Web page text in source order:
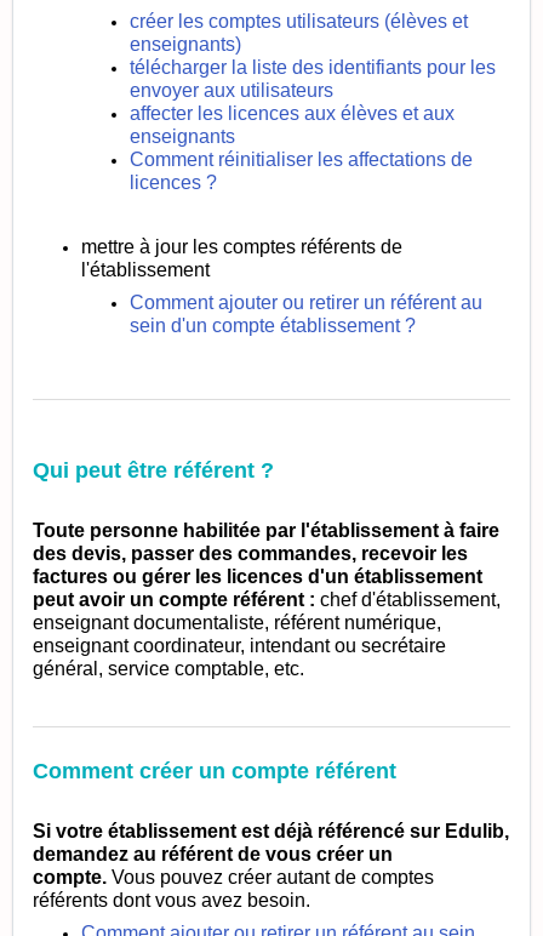
créer les comptes utilisateurs (élèves et
enseignants)
télécharger la liste des identifiants pour les
envoyer aux utilisateurs
affecter les licences aux élèves et aux
enseignants
Comment réinitialiser les affectations de
licences ?
mettre à jour les comptes référents de
l'établissement
Comment ajouter ou retirer un référent au
sein d'un compte établissement ?
Qui peut être référent ?
Toute personne habilitée par l'établissement à faire
des devis, passer des commandes, recevoir les
factures ou gérer les licences d'un établissement
peut avoir un compte référent : chef d'établissement,
enseignant documentaliste, référent numérique,
enseignant coordinateur, intendant ou secrétaire
général, service comptable, etc.
Comment créer un compte référent
Si votre établissement est déjà référencé sur Edulib,
demandez au référent de vous créer un
compte. Vous pouvez créer autant de comptes
référents dont vous avez besoin.